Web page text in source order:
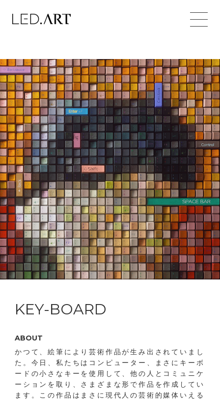
KEY-BOARD
ABOUT
かつて、絵筆により芸術作品が生み出されていまし
た。今日、私たちはコンピューター、まさにキーボ
ードの小さなキーを使用して、他の人とコミュニケ
ーションを取り、さまざまな形で作品を作成してい
ます。この作品はまさに現代人の芸術的媒体いえる